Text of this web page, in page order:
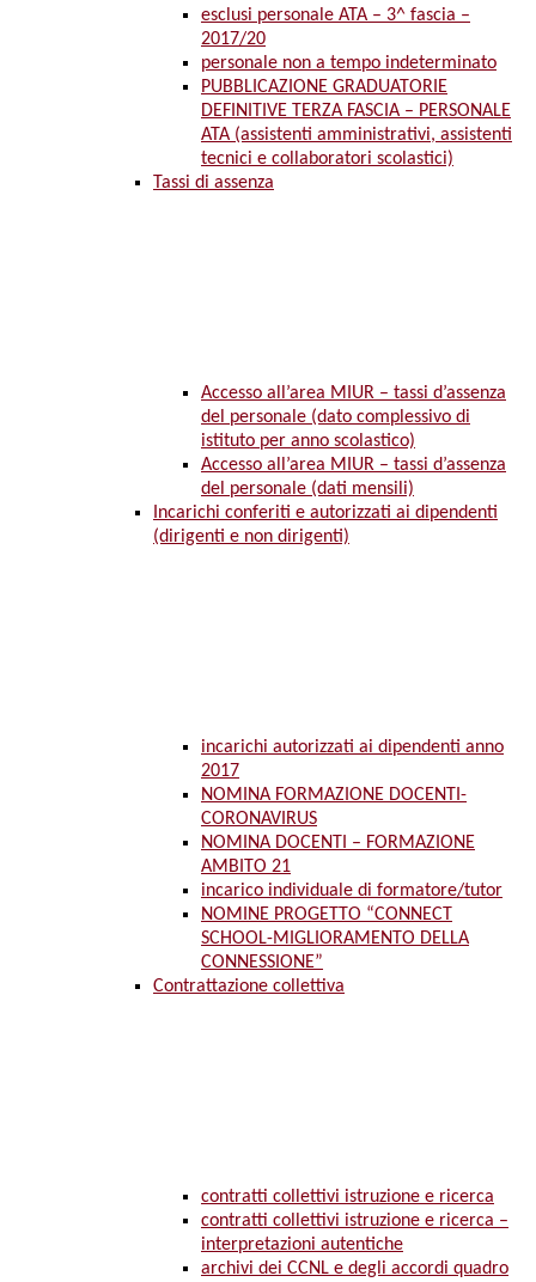
esclusi personale ATA – 3^ fascia –
2017/20
personale non a tempo indeterminato
PUBBLICAZIONE GRADUATORIE
DEFINITIVE TERZA FASCIA – PERSONALE
ATA (assistenti amministrativi, assistenti
tecnici e collaboratori scolastici)
Tassi di assenza
Accesso all’area MIUR – tassi d’assenza
del personale (dato complessivo di
istituto per anno scolastico)
Accesso all’area MIUR – tassi d’assenza
del personale (dati mensili)
Incarichi conferiti e autorizzati ai dipendenti
(dirigenti e non dirigenti)
incarichi autorizzati ai dipendenti anno
2017
NOMINA FORMAZIONE DOCENTI-
CORONAVIRUS
NOMINA DOCENTI – FORMAZIONE
AMBITO 21
incarico individuale di formatore/tutor
NOMINE PROGETTO “CONNECT
SCHOOL-MIGLIORAMENTO DELLA
CONNESSIONE”
Contrattazione collettiva
contratti collettivi istruzione e ricerca
contratti collettivi istruzione e ricerca –
interpretazioni autentiche
archivi dei CCNL e degli accordi quadro